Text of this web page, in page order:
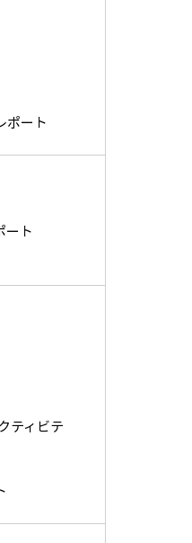
ポート
ート
ティビテ